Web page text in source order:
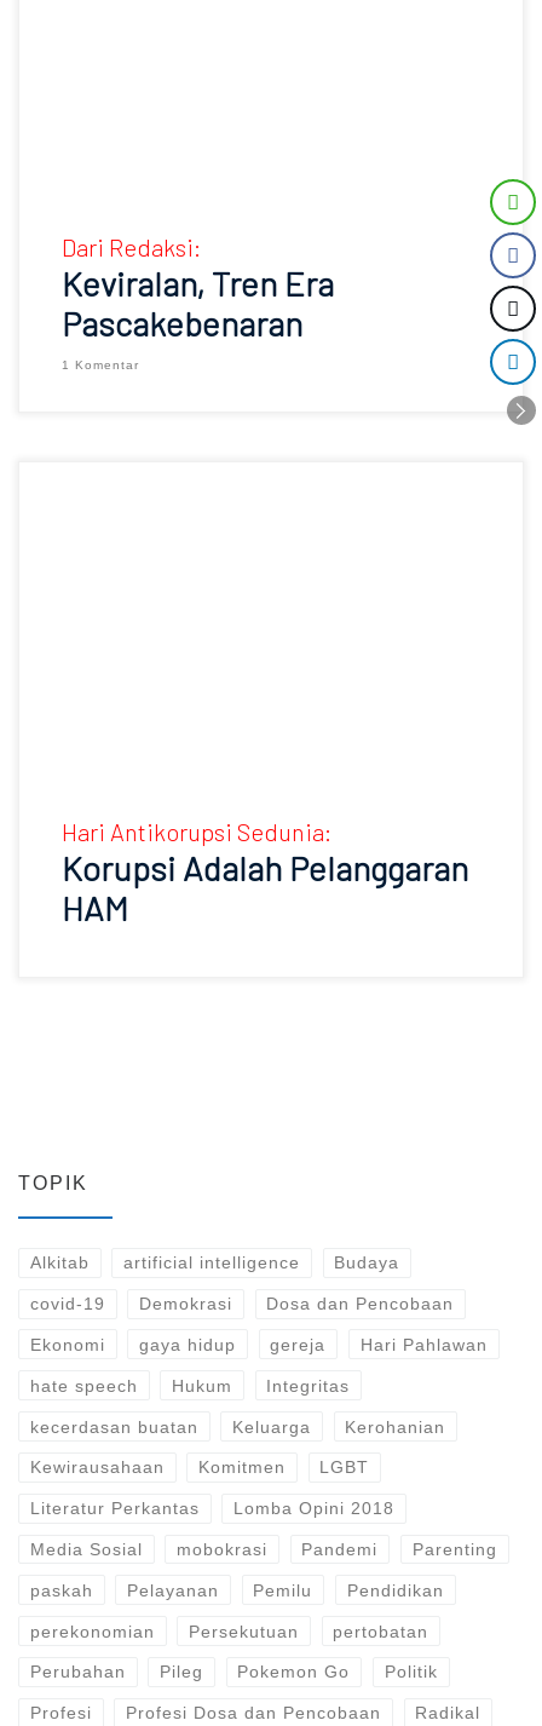
Dari Redaksi:
Keviralan, Tren Era
Pascakebenaran
1 Komentar
Hari Antikorupsi Sedunia:
Korupsi Adalah Pelanggaran
HAM
TOPIK
Alkitab artificial intelligence Budaya
covid-19 Demokrasi Dosa dan Pencobaan
Ekonomi gaya hidup gereja Hari Pahlawan
hate speech Hukum Integritas
kecerdasan buatan Keluarga Kerohanian
Kewirausahaan Komitmen LGBT
Literatur Perkantas Lomba Opini 2018
Media Sosial mobokrasi Pandemi Parenting
paskah Pelayanan Pemilu Pendidikan
perekonomian Persekutuan pertobatan
Perubahan Pileg Pokemon Go Politik
Profesi Profesi Dosa dan Pencobaan Radikal